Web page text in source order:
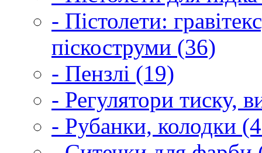
- Пістолети:
піскоструми (36)
- Пензлі (19)
- Регулятори тиску,
- Рубанки, колодки